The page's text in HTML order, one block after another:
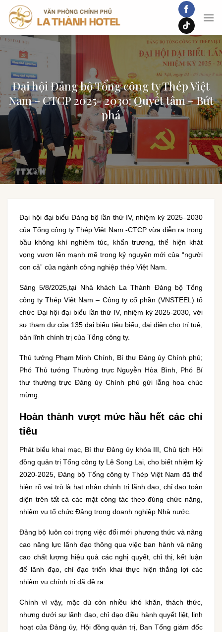
Chuyển
đến
dung
Đại hội Đảng bộ Tổng công ty Thép Việt
Nam – CTCP 2025- 2030: Quyết tâm – Bứt
phá
Đại hội đại biểu Đảng bộ lần thứ IV, nhiệm kỳ 2025–2030
của Tổng công ty Thép Việt Nam -CTCP vừa diễn ra trong
bầu không khí nghiêm túc, khẩn trương, thể hiện khát
vọng vươn lên mạnh mẽ trong kỷ nguyên mới của “người
con cả” của ngành công nghiệp thép Việt Nam.
Sáng 5/8/2025,tại Nhà khách La Thành Đảng bộ Tổng
công ty Thép Việt Nam – Công ty cổ phần (VNSTEEL) tổ
chức Đại hội đại biểu lần thứ IV, nhiệm kỳ 2025-2030, với
sự tham dự của 135 đại biểu tiêu biểu, đại diện cho trí tuệ,
bản lĩnh chính trị của Tổng công ty.
Thủ tướng Phạm Minh Chính, Bí thư Đảng ủy Chính phủ;
Phó Thủ tướng Thường trực Nguyễn Hòa Bình, Phó Bí
thư thường trực Đảng ủy Chính phủ gửi lẵng hoa chúc
mừng.
Hoàn thành vượt mức hầu hết các chỉ
tiêu
Phát biểu khai mạc, Bí thư Đảng ủy khóa III, Chủ tịch Hội
đồng quản trị Tổng công ty Lê Song Lai, cho biết nhiệm kỳ
2020-2025, Đảng bộ Tổng công ty Thép Việt Nam đã thể
hiện rõ vai trò là hạt nhân chính trị lãnh đạo, chỉ đạo toàn
diện trên tất cả các mặt công tác theo đúng chức năng,
nhiệm vụ tổ chức Đảng trong doanh nghiệp Nhà nước.
Đảng bộ luôn coi trọng việc đổi mới phương thức và nâng
cao năng lực lãnh đạo thông qua việc ban hành và nâng
cao chất lượng hiệu quả các nghị quyết, chỉ thị, kết luận
để lãnh đạo, chỉ đạo triển khai thực hiện thắng lợi các
nhiệm vụ chính trị đã đề ra.
Chính vì vậy, mặc dù còn nhiều khó khăn, thách thức,
nhưng dưới sự lãnh đạo, chỉ đạo điều hành quyết liệt, linh
hoạt của Đảng ủy, Hội đồng quản trị, Ban Tổng giám đốc